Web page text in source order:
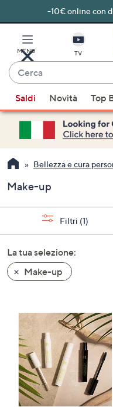
al
principale
-10€ online con
MENU TV
Cerca
sono
disponibili
suggerimenti,
usa
i
freccia
su
giù
oppure
scorri
a
destra
sui
dispositivi
touch
per
consultarli.
Saldi Novità Top
Bellezza e cura
Make-up
Filtri (1)
La tua selezione:
Make-up